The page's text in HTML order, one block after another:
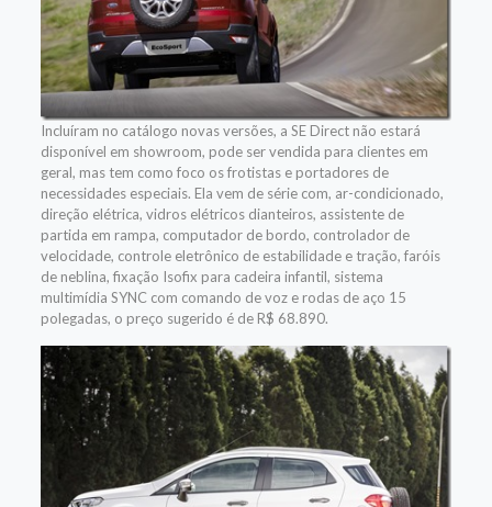
Incluíram no catálogo novas versões, a SE Direct não estará
disponível em showroom, pode ser vendida para clientes em
geral, mas tem como foco os frotistas e portadores de
necessidades especiais. Ela vem de série com, ar-condicionado,
direção elétrica, vidros elétricos dianteiros, assistente de
partida em rampa, computador de bordo, controlador de
velocidade, controle eletrônico de estabilidade e tração, faróis
de neblina, fixação Isofix para cadeira infantil, sistema
multimídia SYNC com comando de voz e rodas de aço 15
polegadas, o preço sugerido é de R$ 68.890.